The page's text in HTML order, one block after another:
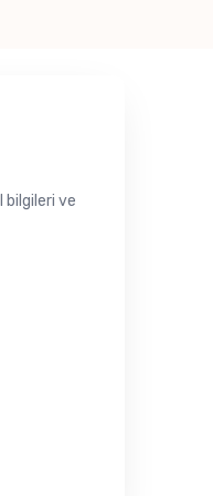
bilgileri ve